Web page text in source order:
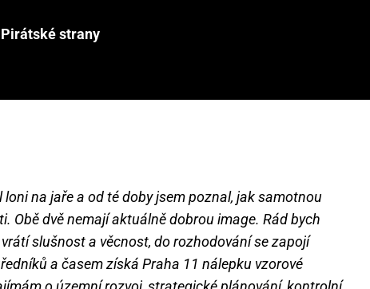
strany
na jaře a od té doby jsem poznal, jak samotnou
Obě dvě nemají aktuálně dobrou image. Rád bych
slušnost a věcnost, do rozhodování se zapojí
a časem získá Praha 11 nálepku vzorové